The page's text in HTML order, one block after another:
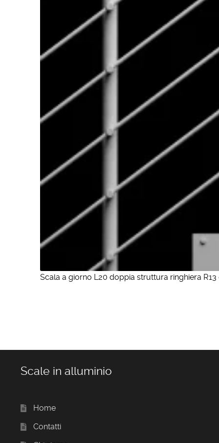
Scala a giorno L20 doppia struttura ringhiera
Scale in alluminio
Home
Contatti